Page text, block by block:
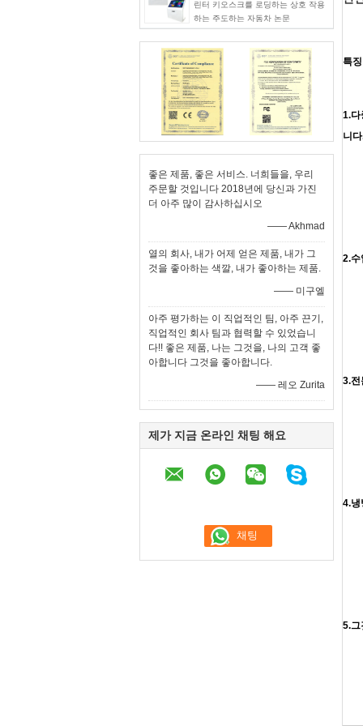
린터 키오스크를 로딩하는 상호 작용
하는 주도하는 자동차 논문
좋은 제품, 좋은 서비스. 너희들을, 우리
주문할 것입니다 2018년에 당신과 가진
더 아주 많이 감사하십시오
—— Akhmad
열의 회사, 내가 어제 얻은 제품, 내가 그
것을 좋아하는 색깔, 내가 좋아하는 제품.
—— 미구엘
아주 평가하는 이 직업적인 팀, 아주 끈기,
직업적인 회사 팀과 협력할 수 있었습니
다!! 좋은 제품, 나는 그것을, 나의 고객 좋
아합니다 그것을 좋아합니다.
—— 레오 Zurita
제가 지금 온라인 채팅 해요
특징
1.다
니
2.수
3.전
4.냉
5.그